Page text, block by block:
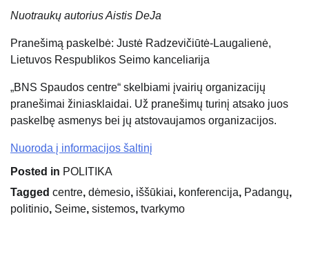
Nuotraukų autorius Aistis DeJa
Pranešimą paskelbė: Justė Radzevičiūtė-Laugalienė,
Lietuvos Respublikos Seimo kanceliarija
„BNS Spaudos centre“ skelbiami įvairių organizacijų
pranešimai žiniasklaidai. Už pranešimų turinį atsako juos
paskelbę asmenys bei jų atstovaujamos organizacijos.
Nuoroda į informacijos šaltinį
Posted in POLITIKA
Tagged centre, dėmesio, iššūkiai, konferencija, Padangų,
politinio, Seime, sistemos, tvarkymo